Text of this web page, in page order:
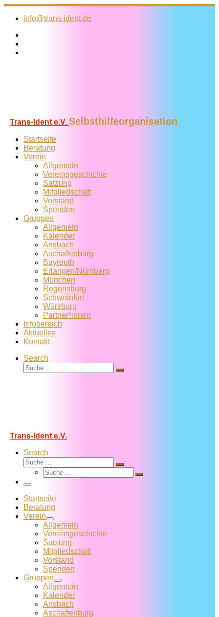
Zum
Inhalt
info@trans-ident.de
Trans-Ident e.V. Selbsthilfeorganisation
Startseite
Beratung
Verein
Allgemein
Vereins­geschichte
Satzung
Mitglied­schaft
Vorstand
Spenden
Gruppen
Allgemein
Kalender
Ansbach
Aschaffenburg
Bayreuth
Erlangen/Nürnberg
München
Regensburg
Schweinfurt
Würzburg
Partner*innen
Infobereich
Aktuelles
Kontakt
Search
Suche
Suche
Trans-Ident e.V.
Search
Suche
Suche
Suche
Suche
Menü
Startseite
Beratung
Verein
Allgemein
Vereins­geschichte
Satzung
Mitglied­schaft
Vorstand
Spenden
Gruppen
Allgemein
Kalender
Ansbach
Aschaffenburg